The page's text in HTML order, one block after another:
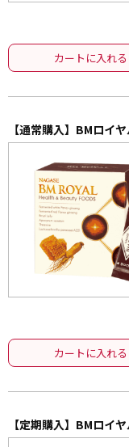
カートに入れる
【通常購入】BMロイ
カートに入れる
【定期購入】BMロイ